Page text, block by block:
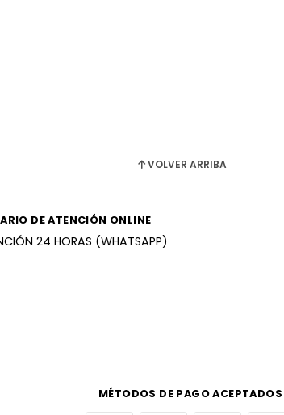
VOLVER ARRIBA
DE ATENCIÓN ONLINE
24 HORAS (WHATSAPP)
MÉTODOS DE PAGO ACEPTADOS